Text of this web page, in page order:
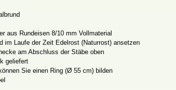
aus Rundeisen 8/10 mm Vollmaterial
im Laufe der Zeit Edelrost (Naturrost) ansetzen
am Abschluss der Stäbe oben
geliefert
Sie einen Ring (Ø 55 cm) bilden